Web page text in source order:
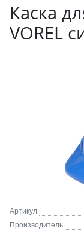
Каска
VOREL
Артикул
Производитель